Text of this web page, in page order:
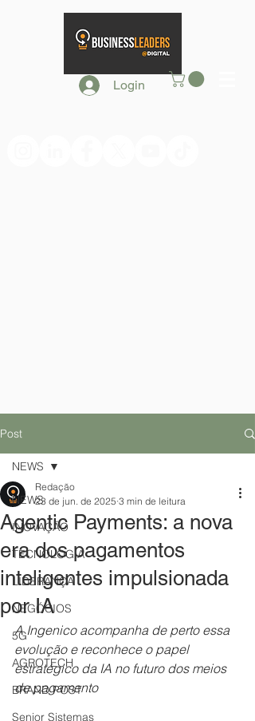
Login
Post
NEWS
INOVAÇÃO
TECNOLOGIA
LIDERANÇA
NEGÓCIOS
5G
AGROTECH
BRAND POST
Senior Sistemas
NEWS
Agentic Payments: a nova
era dos pagamentos
inteligentes impulsionada
por IA
Redação
23 de jun. de 2025 3 min de leitura
A Ingenico acompanha de perto essa
evolução e reconhece o papel
estratégico da IA no futuro dos meios
de pagamento